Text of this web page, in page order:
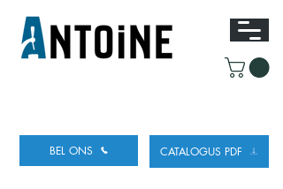
BEL ONS CATALOGUS PDF